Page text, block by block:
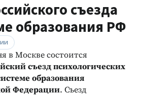
съезда
образования РФ
в Москве состоится
съезд психологических
образования
Федерации. Съезд